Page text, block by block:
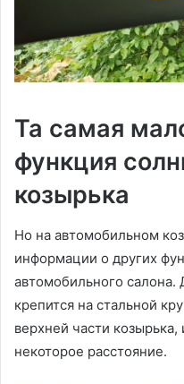
Та самая
функция
козырька
Но на автомобильном
информации о других
автомобильного салона.
крепится на стальной
верхней части
некоторое расстояние.